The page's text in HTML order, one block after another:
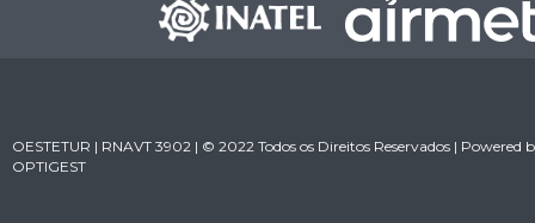
OESTETUR | RNAVT 3902 | © 2022 Todos os Direitos Reservados | Powered
OPTIGEST